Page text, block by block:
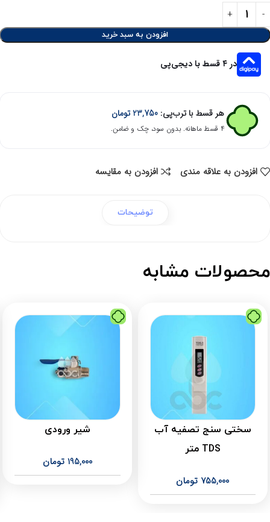
افزودن به سبد خرید
در ۴ قسط با دیجی‌پی
هر قسط با ترب‌پی: 23,750تومان
۴ قسط ماهانه. بدون سود، چک و ضامن.
افزودن به علاقه مندی افزودن به مقایسه
توضیحات
محصولات مشابه
سختی سنج تصفیه آب
TDS متر
755,000 تومان
شیر ورودی
195,000 تومان